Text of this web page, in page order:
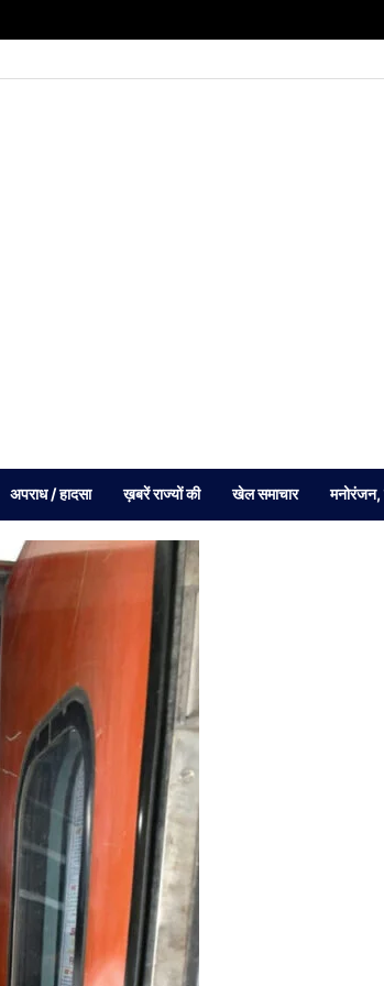
अपराध / हादसा ख़बरें राज्यों की खेल समाचार